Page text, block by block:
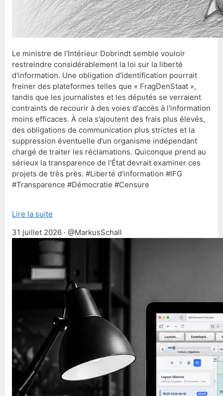
Le ministre de l'Intérieur Dobrindt semble vouloir
restreindre considérablement la loi sur la liberté
d'information. Une obligation d'identification pourrait
freiner des plateformes telles que « FragDenStaat »,
tandis que les journalistes et les députés se verraient
contraints de recourir à des voies d'accès à l'information
moins efficaces. À cela s’ajoutent des frais plus élevés,
des obligations de communication plus strictes et la
suppression éventuelle d’un organisme indépendant
chargé de traiter les réclamations. Quiconque prend au
sérieux la transparence de l'État devrait examiner ces
projets de très près. #Liberté d'information #IFG
#Transparence #Démocratie #Censure
Lire la suite
31 juillet 2026 · @MarkusSchall